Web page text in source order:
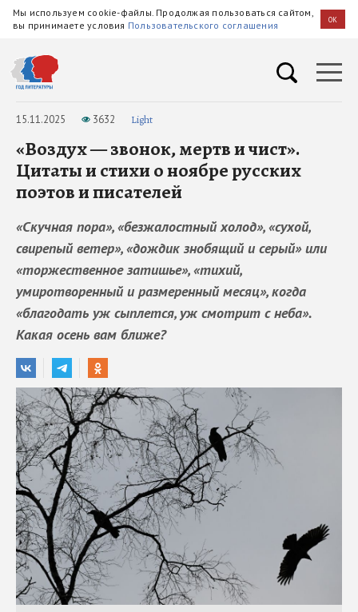
Мы используем cookie-файлы. Продолжая пользоваться сайтом,
вы принимаете условия Пользовательского соглашения OK
15.11.2025 3632 Light
«Воздух — звонок, мертв и чист».
Цитаты и стихи о ноябре русских
поэтов и писателей
«Скучная пора», «безжалостный холод», «сухой,
свирепый ветер», «дождик знобящий и серый» или
«торжественное затишье», «тихий,
умиротворенный и размеренный месяц», когда
«благодать уж сыплется, уж смотрит с неба».
Какая осень вам ближе?